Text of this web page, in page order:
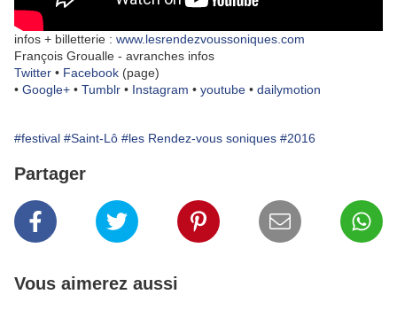
infos + billetterie : www.lesrendezvoussoniques.com
François Groualle - avranches infos
Twitter • Facebook (page)
• Google+ • Tumblr • Instagram • youtube • dailymotion
#festival #Saint-Lô #les Rendez-vous soniques #2016
Partager
Vous aimerez aussi